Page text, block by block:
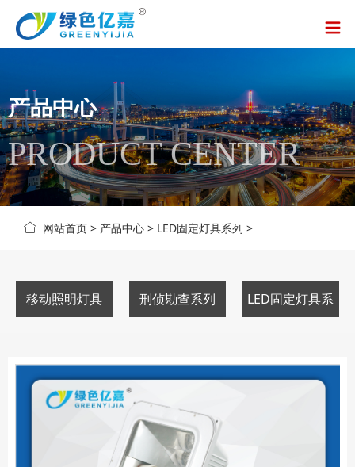
产品中心
PRODUCT CENTER
网站首页 > 产品中心 > LED固定灯具系列 >
移动照明灯具 刑侦勘查系列 LED固定灯具系